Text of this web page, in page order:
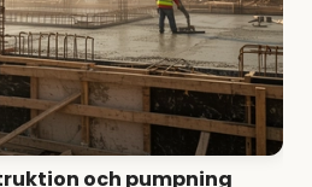
och pumpning